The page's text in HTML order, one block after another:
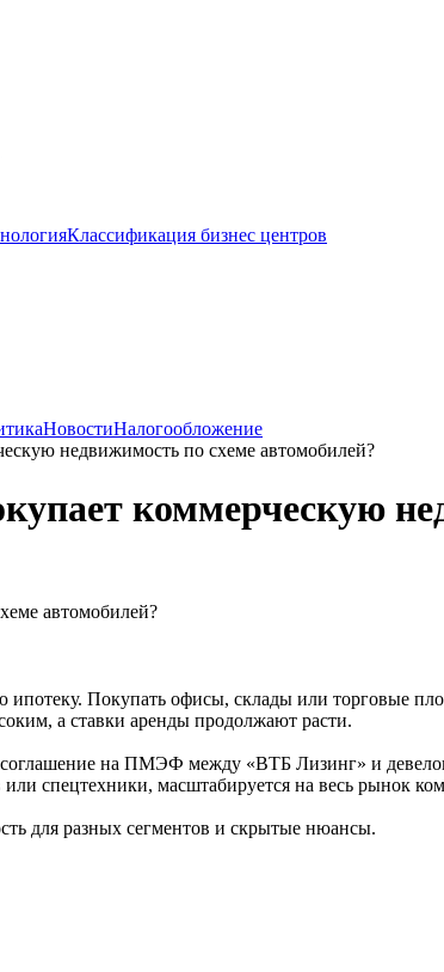
Классификация бизнес центров
НовостиНалогообложение
недвижимость по схеме автомобилей?
коммерческую
Покупать офисы, склады или торговые
а ставки аренды продолжают расти.
на ПМЭФ между «ВТБ Лизинг» и
спецтехники, масштабируется на весь рынок
для разных сегментов и скрытые нюансы.